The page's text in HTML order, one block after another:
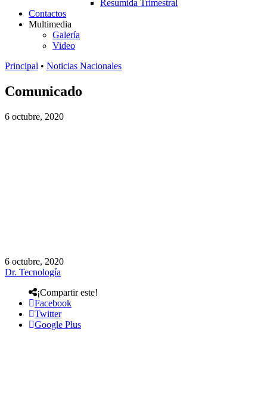
Resumida Trimestral
Contactos
Multimedia
Galería
Video
Principal • Noticias Nacionales
Comunicado
6 octubre, 2020
6 octubre, 2020
Dr. Tecnología
¡Compartir este!
Facebook
Twitter
Google Plus